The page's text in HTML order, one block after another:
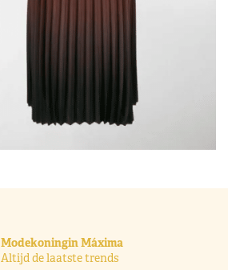
Modekoningin Máxima
Altijd de laatste trends